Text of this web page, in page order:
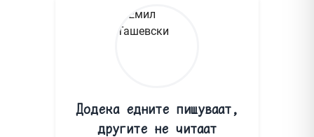
Додека едните пишуваат,
другите не читаат